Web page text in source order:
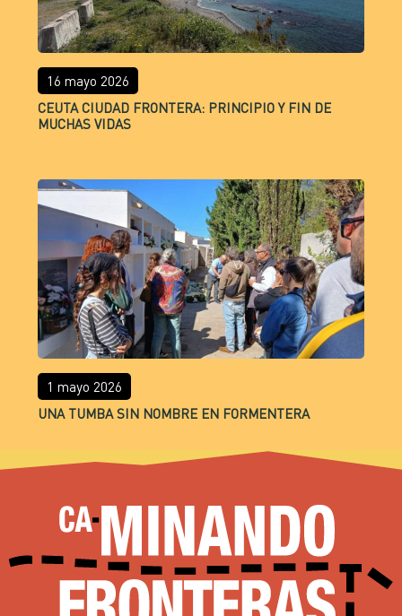
16 mayo 2026
CEUTA CIUDAD FRONTERA: PRINCIPIO Y FIN DE
MUCHAS VIDAS
1 mayo 2026
UNA TUMBA SIN NOMBRE EN FORMENTERA